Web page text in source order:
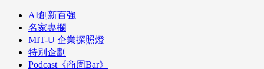
AI創新百強
名家專欄
MIT-U 企業探照燈
特別企劃
Podcast《商周Bar》